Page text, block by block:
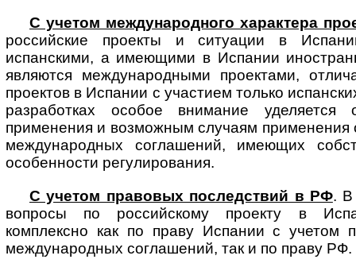
С учетом международного характера
российские проекты и ситуации в
испанскими, а имеющими в Испании
являются международными проектами,
проектов в Испании с участием только
разработках особое внимание уделяется
применения и возможным случаям применения
международных соглашений, имеющих
особенности регулирования.
С учетом правовых последствий в РФ. В
вопросы по российскому проекту в
комплексно как по праву Испании с учетом
международных соглашений, так и по праву РФ.